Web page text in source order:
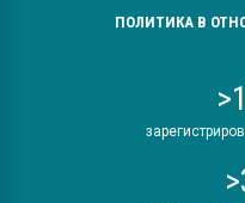
ПОЛИТИКА В